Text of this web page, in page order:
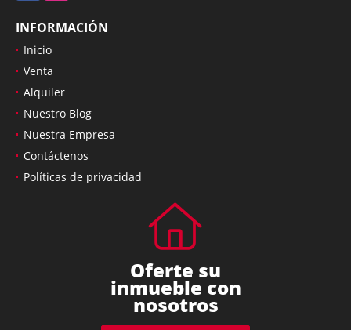
INFORMACIÓN
Inicio
Venta
Alquiler
Nuestro Blog
Nuestra Empresa
Contáctenos
Políticas de privacidad
Oferte su
inmueble con
nosotros